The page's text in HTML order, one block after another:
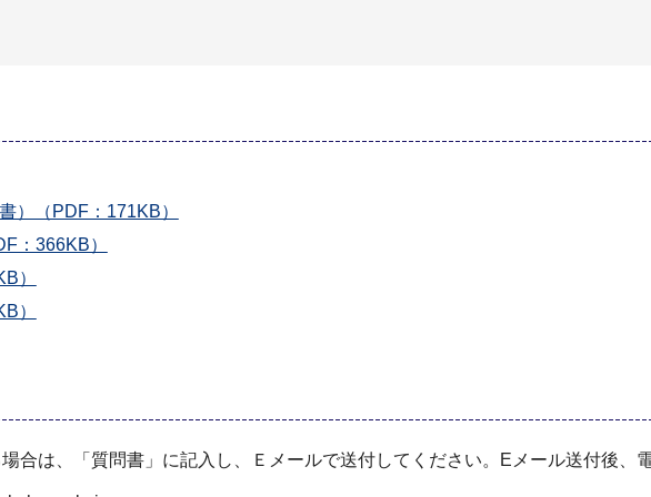
）（PDF：171KB）
：366KB）
）
）
合は、「質問書」に記⼊し、Ｅメールで送付してください。Eメール送付後、